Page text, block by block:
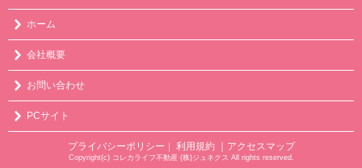
ホーム
会社概要
お問い合わせ
PCサイト
プライバシーポリシー ｜ 利用規約 ｜アクセスマップ
Copyright(c) コレカライフ不動産 (株)ジュネクス All rights reserved.